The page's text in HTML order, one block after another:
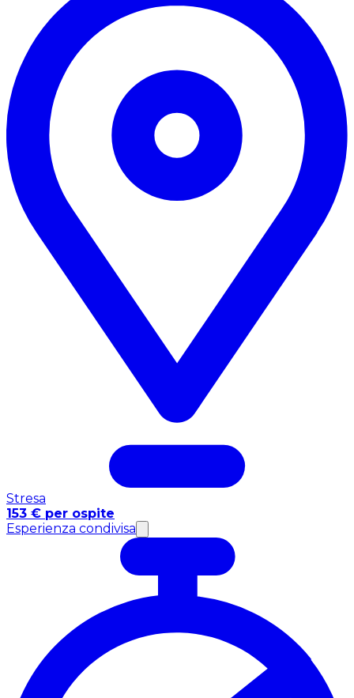
Stresa
153 € per ospite
Esperienza condivisa